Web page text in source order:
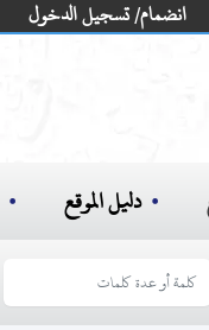
انضمام/ تسجيل الدخول
دليل الموقع